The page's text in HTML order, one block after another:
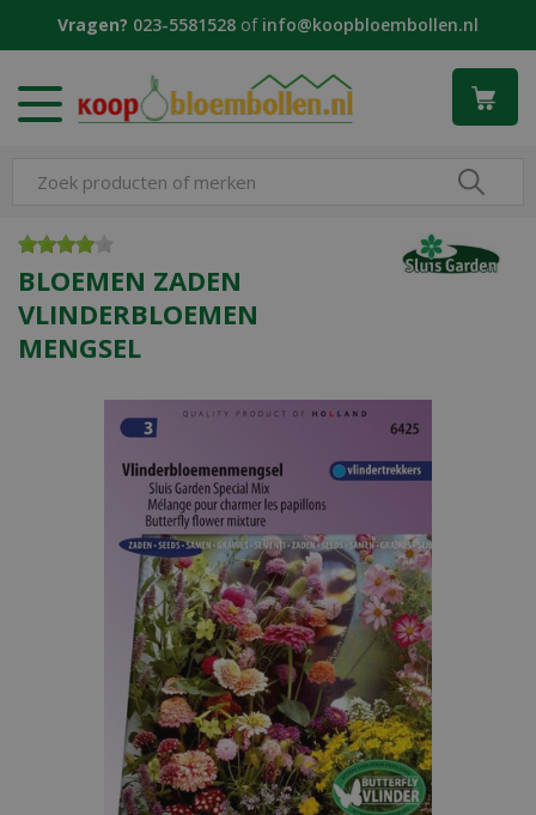
Vragen? 023-5581528 of info@koopbloembollen.nl
BLOEMEN ZADEN
VLINDERBLOEMEN
MENGSEL